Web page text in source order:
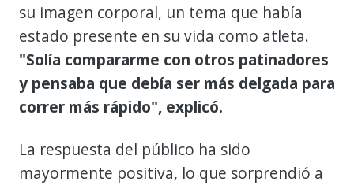
su imagen corporal, un tema que había
estado presente en su vida como atleta.
"Solía compararme con otros patinadores
y pensaba que debía ser más delgada para
correr más rápido", explicó.
La respuesta del público ha sido
mayormente positiva, lo que sorprendió a